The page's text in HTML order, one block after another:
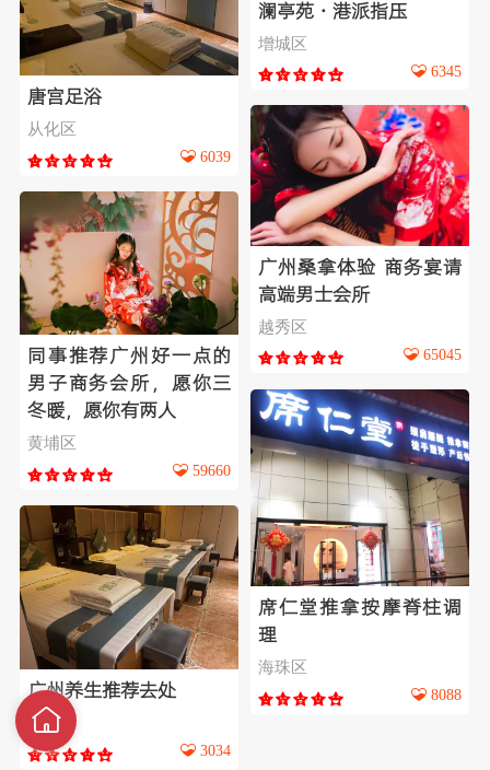
澜亭苑·港派指压
增城区
6345
唐宫足浴
从化区
6039
广州桑拿体验 商务宴请
高端男士会所
越秀区
65045
同事推荐广州好一点的
男子商务会所，愿你三
冬暖，愿你有两人
黄埔区
59660
席仁堂推拿按摩脊柱调
理
海珠区
8088
广州养生推荐去处
荔湾区
3034